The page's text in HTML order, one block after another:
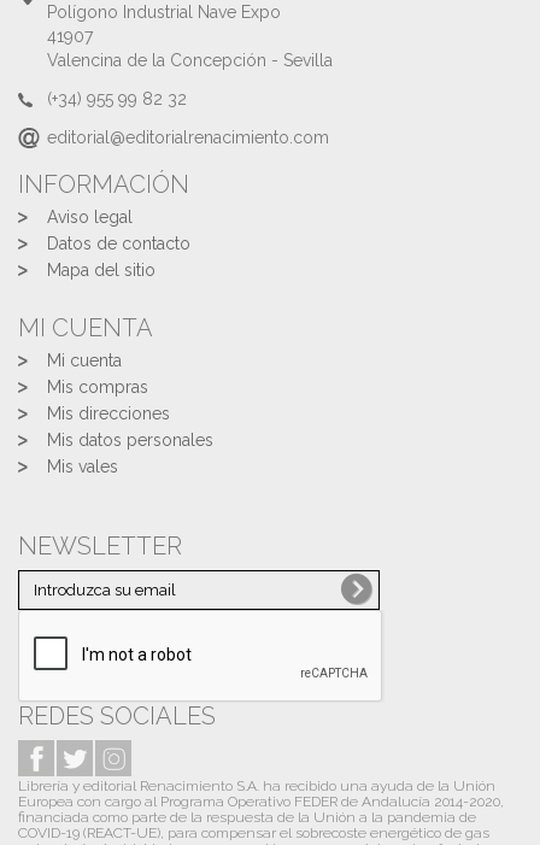
Polígono Industrial Nave Expo
41907
Valencina de la Concepción - Sevilla
(+34) 955 99 82 32
editorial@editorialrenacimiento.com
INFORMACIÓN
Aviso legal
Datos de contacto
Mapa del sitio
MI CUENTA
Mi cuenta
Mis compras
Mis direcciones
Mis datos personales
Mis vales
NEWSLETTER
REDES SOCIALES
Librería y editorial Renacimiento S.A. ha recibido una ayuda de la Unión
Europea con cargo al Programa Operativo FEDER de Andalucía 2014-2020,
financiada como parte de la respuesta de la Unión a la pandemia de
COVID-19 (REACT-UE), para compensar el sobrecoste energético de gas